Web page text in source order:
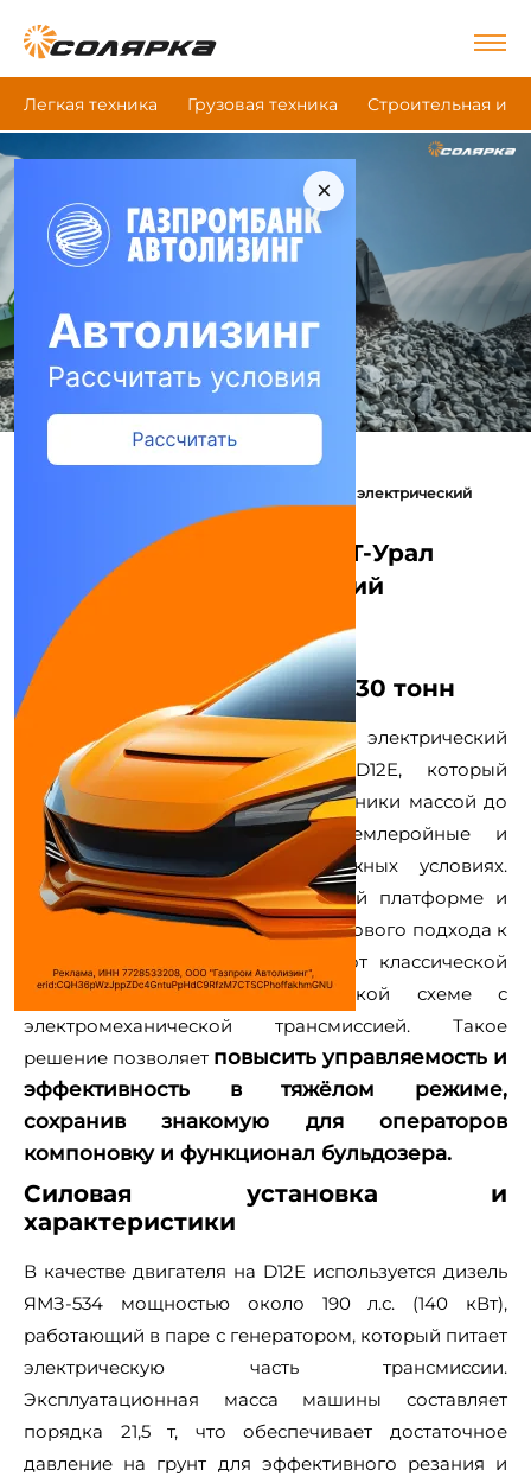
Легкая техника Грузовая техника Строительная и
×
Главная | Новости |
Гибрид на гусеницах: ДСТ‑Урал представил электрический
Гибрид на гусеницах: ДСТ‑Урал
представил электрический
трактор‑бульдозер D12E
#ДСТ-УРАЛ
Новый игрок в классе до 30 тонн
ДСТ‑Урал вывел на рынок электрический
гибридный трактор‑бульдозер D12E, который
относится к классу гусеничной техники массой до
30 тонн и рассчитан на землеройные и
планировочные работы в сложных условиях.
Машина построена на гусеничной платформе и
стала для завода демонстрацией нового подхода к
силовой установке — перехода от классической
механики к дизель‑электрической схеме с
электромеханической трансмиссией. Такое
решение позволяет повысить управляемость и
эффективность в тяжёлом режиме,
сохранив знакомую для операторов
компоновку и функционал бульдозера.
Силовая установка и
характеристики
В качестве двигателя на D12E используется дизель
ЯМЗ‑534 мощностью около 190 л.с. (140 кВт),
работающий в паре с генератором, который питает
электрическую часть трансмиссии.
Эксплуатационная масса машины составляет
порядка 21,5 т, что обеспечивает достаточное
давление на грунт для эффективного резания и